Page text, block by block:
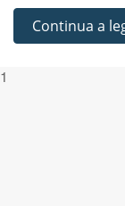
Continua a
1